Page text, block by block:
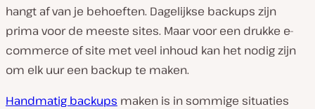
hangt af van je behoeften. Dagelijkse backups zijn
prima voor de meeste sites. Maar voor een drukke e-
commerce of site met veel inhoud kan het nodig zijn
om elk uur een backup te maken.
Handmatig backups maken is in sommige situaties